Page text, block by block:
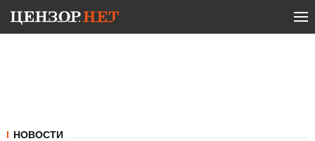
НОВОСТИ